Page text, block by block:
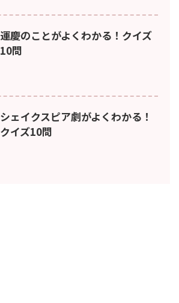
運慶のことがよくわかる！クイズ
10問
シェイクスピア劇がよくわかる！
クイズ10問